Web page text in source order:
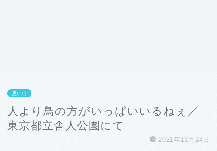
思い出
人より鳥の方がいっぱいいるねぇ／
東京都立舎人公園にて
2021年12月24日